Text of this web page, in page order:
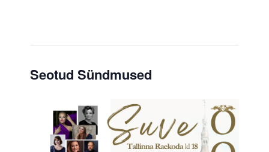
Seotud Sündmused